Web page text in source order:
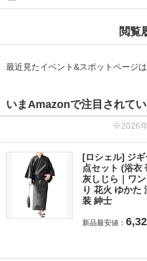
閲覧
最近見たイベント&スポットページは
いまAmazonで注目されて
※2026
[ロシェル] ジ
点セット (浴衣
灰しじら｜ワ
り 花火 ゆかた
装 紳士
新品最安値：